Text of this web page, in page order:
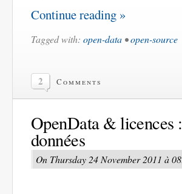
Continue reading »
Tagged with: open-data •open-source
2 Comments
OpenData & licences
données
On Thursday 24 November 2011 à